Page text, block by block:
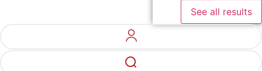
See all results